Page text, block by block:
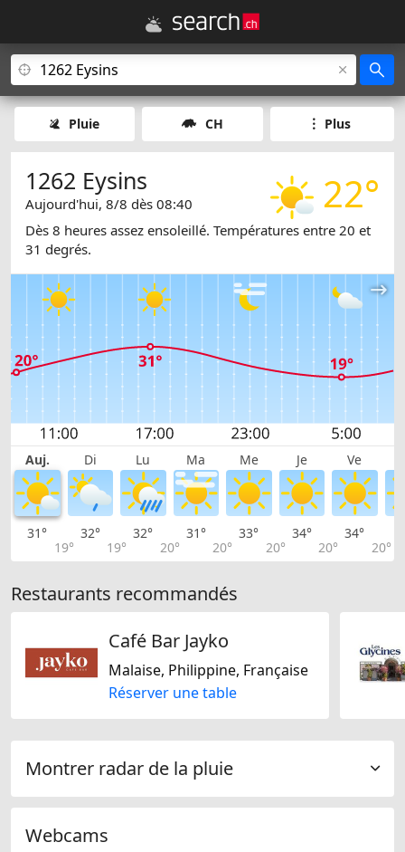
Pluie CH Plus
22°
1262 Eysins
Aujourd'hui, 8/8 dès 08:40
Dès 8 heures assez ensoleillé. Températures entre 20 et
31 degrés.
Auj. Di Lu Ma Me Je Ve
31°
19°
32°
19°
32°
20°
31°
20°
33°
20°
34°
20°
34°
20°
Restaurants recommandés
Café Bar Jayko
Malaise, Philippine, Française
Réserver une table
Montrer radar de la pluie
Webcams